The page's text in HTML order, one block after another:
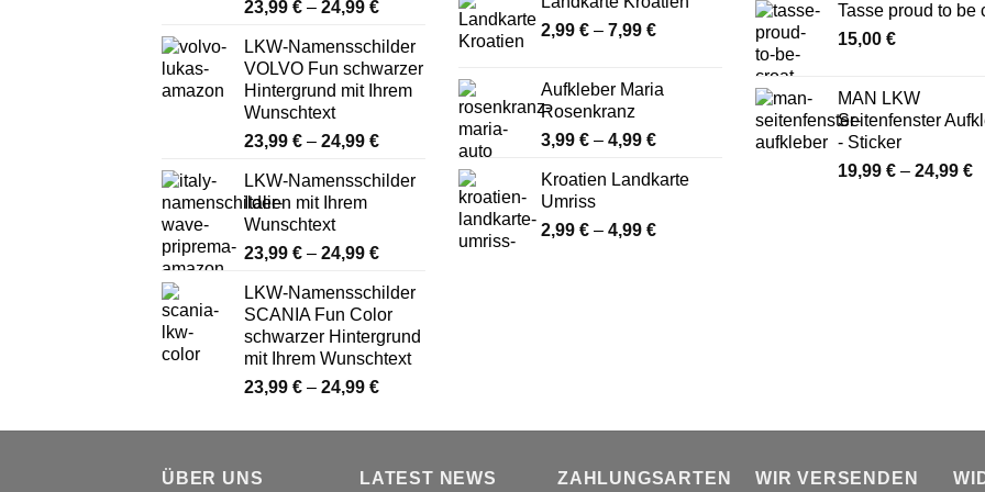
23,99 € – 24,99 €Preisspanne:
bis
24,99 €
LKW-Namensschilder
VOLVO Fun schwarzer
Hintergrund mit Ihrem
Wunschtext
23,99 € – 24,99 €Preisspanne:
bis
LKW-Namensschilder
Italien mit Ihrem
Wunschtext
23,99 € – 24,99 €Preisspanne:
bis
24,99 €
LKW-Namensschilder
SCANIA Fun Color
schwarzer Hintergrund
mit Ihrem Wunschtext
23,99 € – 24,99 €Preisspanne:
bis
22,99 €
2,99 € – 7,99 €Preisspanne:
7,99 €
Aufkleber Maria
Rosenkranz
3,99 € – 4,99 €Preisspanne:
bis
Kroatien Landkarte
Umriss
2,99 € – 4,99 €Preisspanne:
bis
Tasse proud to be
15,00 €
MAN LKW
Seitenfenster
- Sticker
19,99 € – 24,99 €
ÜBER UNS LATEST NEWS ZAHLUNGSARTEN
WIR VERSENDEN